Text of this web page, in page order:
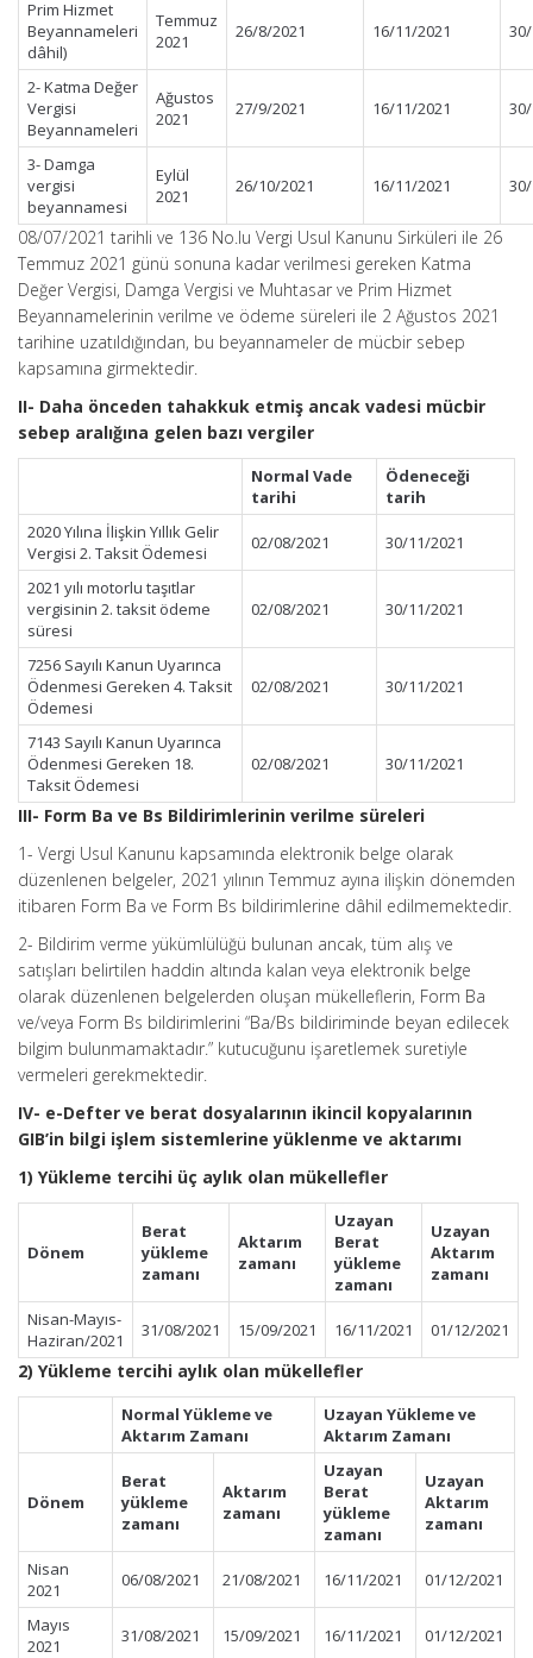
Prim Hizmet
Beyannameleri
dâhil)
Temmuz
2021
26/8/2021 16/11/2021
2- Katma Değer
Vergisi
Beyannameleri
Ağustos
2021
27/9/2021 16/11/2021
3- Damga
vergisi
beyannamesi
Eylül
2021
26/10/2021 16/11/2021
08/07/2021 tarihli ve 136 No.lu Vergi Usul Kanunu Sirküleri ile 26
Temmuz 2021 günü sonuna kadar verilmesi gereken Katma
Değer Vergisi, Damga Vergisi ve Muhtasar ve Prim Hizmet
Beyannamelerinin verilme ve ödeme süreleri ile 2 Ağustos 2021
tarihine uzatıldığından, bu beyannameler de mücbir sebep
kapsamına girmektedir.
II- Daha önceden tahakkuk etmiş ancak vadesi mücbir
sebep aralığına gelen bazı vergiler
Normal Vade
tarihi
Ödeneceği
tarih
2020 Yılına İlişkin Yıllık Gelir
Vergisi 2. Taksit Ödemesi
02/08/2021 30/11/2021
2021 yılı motorlu taşıtlar
vergisinin 2. taksit ödeme
süresi
02/08/2021 30/11/2021
7256 Sayılı Kanun Uyarınca
Ödenmesi Gereken 4. Taksit
Ödemesi
02/08/2021 30/11/2021
7143 Sayılı Kanun Uyarınca
Ödenmesi Gereken 18.
Taksit Ödemesi
02/08/2021 30/11/2021
III- Form Ba ve Bs Bildirimlerinin verilme süreleri
1- Vergi Usul Kanunu kapsamında elektronik belge olarak
düzenlenen belgeler, 2021 yılının Temmuz ayına ilişkin dönemden
itibaren Form Ba ve Form Bs bildirimlerine dâhil edilmemektedir.
2- Bildirim verme yükümlülüğü bulunan ancak, tüm alış ve
satışları belirtilen haddin altında kalan veya elektronik belge
olarak düzenlenen belgelerden oluşan mükelleflerin, Form Ba
ve/veya Form Bs bildirimlerini “Ba/Bs bildiriminde beyan edilecek
bilgim bulunmamaktadır.” kutucuğunu işaretlemek suretiyle
vermeleri gerekmektedir.
IV- e-Defter ve berat dosyalarının ikincil kopyalarının
GIB’in bilgi işlem sistemlerine yüklenme ve aktarımı
1) Yükleme tercihi üç aylık olan mükellefler
Dönem
Berat
yükleme
zamanı
Aktarım
zamanı
Uzayan
Berat
yükleme
zamanı
Uzayan
Aktarım
zamanı
Nisan-Mayıs-
Haziran/2021
31/08/2021 15/09/2021 16/11/2021 01/12/2021
2) Yükleme tercihi aylık olan mükellefler
Normal Yükleme ve
Aktarım Zamanı
Uzayan Yükleme ve
Aktarım Zamanı
Dönem
Berat
yükleme
zamanı
Aktarım
zamanı
Uzayan
Berat
yükleme
zamanı
Uzayan
Aktarım
zamanı
Nisan
2021
06/08/2021 21/08/2021 16/11/2021 01/12/2021
Mayıs
2021
31/08/2021 15/09/2021 16/11/2021 01/12/2021